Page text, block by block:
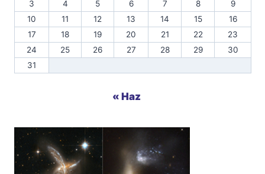
3
4 5 6 7 8
9
10
11 12 13 14 15
16
17
18 19 20 21 22
23
24
25 26 27 28 29
30
31
« Haz